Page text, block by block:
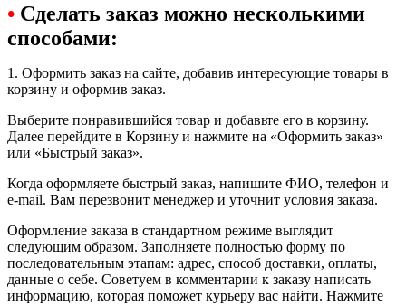
• Сделать заказ можно несколькими
способами:
1. Оформить заказ на сайте, добавив интересующие товары в
корзину и оформив заказ.
Выберите понравившийся товар и добавьте его в корзину.
Далее перейдите в Корзину и нажмите на «Оформить заказ»
или «Быстрый заказ».
Когда оформляете быстрый заказ, напишите ФИО, телефон и
e-mail. Вам перезвонит менеджер и уточнит условия заказа.
Оформление заказа в стандартном режиме выглядит
следующим образом. Заполняете полностью форму по
последовательным этапам: адрес, способ доставки, оплаты,
данные о себе. Советуем в комментарии к заказу написать
информацию, которая поможет курьеру вас найти. Нажмите